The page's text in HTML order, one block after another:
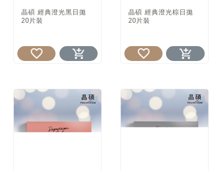
晶碩 經典澄光黑日拋
20片裝
晶碩 經典澄光棕日拋
20片裝